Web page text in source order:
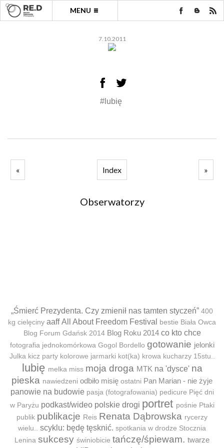
MENU
7.10.2011
#lubię
« Index »
Obserwatorzy
„Śmierć Prezydenta. Czy zmienił nas tamten styczeń” 400
kg cielęciny aaff All About Freedom Festival bestie Biała Owca
Blog Forum Gdańsk 2014 Blog Roku 2014 co kto chce
fotografia jednokomórkowa Gogol Bordello gotowanie jelonki
Julka kicz party kolorowe jarmarki kot(ka) krowa kucharzy 15stu..
lubię melka miss moja droga MTK na 'dysce' na
pieska nawiedzeni odbiło misię ostatni Pan Marian - nie żyje
panowie na budowie pasja (fotografowania) pedicure Pięć dni
w Paryżu podkast/wideo polskie drogi portret pośnie Ptaki
publik publikacje Reis Renata Dąbrowska rycerzy
wielu.. scyklu: będę tęsknić. spotkania w drodze Stocznia
Lenina sukcesy świniobicie tańczę/śpiewam. twarze